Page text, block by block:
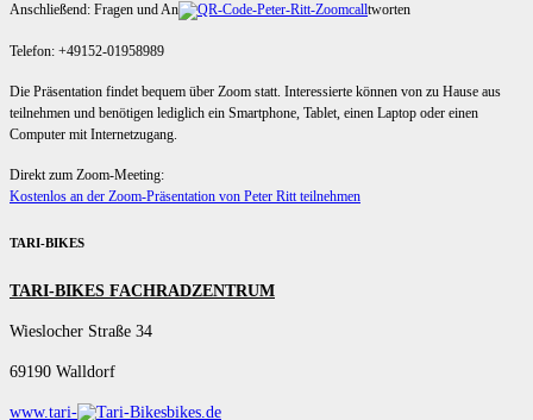
Anschließend: Fragen und An tworten
Telefon: +49152-01958989
Die Präsentation findet bequem über Zoom statt. Interessierte können von zu Hause aus
teilnehmen und benötigen lediglich ein Smartphone, Tablet, einen Laptop oder einen
Computer mit Internetzugang.
Direkt zum Zoom-Meeting:
Kostenlos an der Zoom-Präsentation von Peter Ritt teilnehmen
TARI-BIKES
TARI-BIKES FACHRADZENTRUM
Wieslocher Straße 34
69190 Walldorf
www.tari- bikes.de